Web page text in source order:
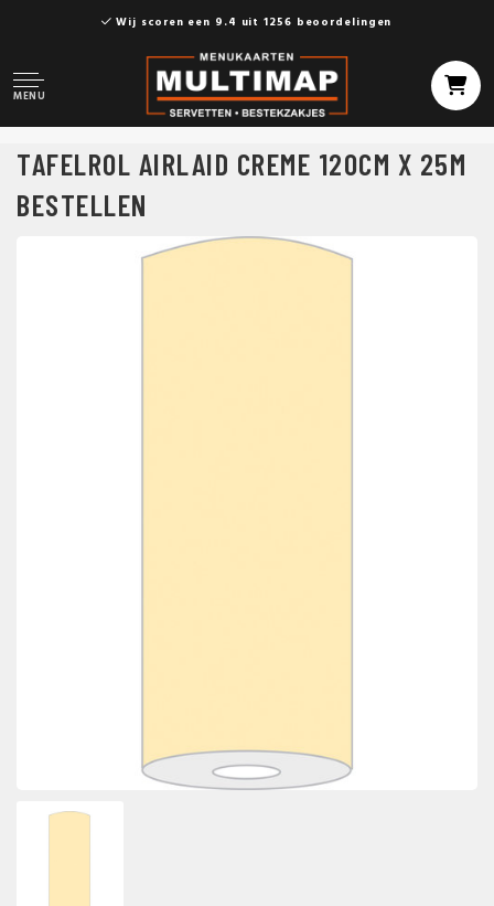
Wij scoren een 9.4 uit 1256 beoordelingen
MENU
TAFELROL AIRLAID CREME 120CM X 25M
BESTELLEN